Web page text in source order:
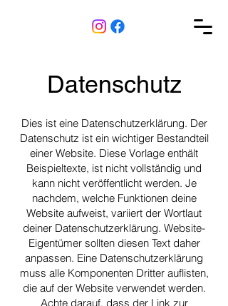
Datenschutz
Dies ist eine Datenschutzerklärung. Der
Datenschutz ist ein wichtiger Bestandteil
einer Website. Diese Vorlage enthält
Beispieltexte, ist nicht vollständig und
kann nicht veröffentlicht werden. Je
nachdem, welche Funktionen deine
Website aufweist, variiert der Wortlaut
deiner Datenschutzerklärung. Website-
Eigentümer sollten diesen Text daher
anpassen. Eine Datenschutzerklärung
muss alle Komponenten Dritter auflisten,
die auf der Website verwendet werden.
Achte darauf, dass der Link zur